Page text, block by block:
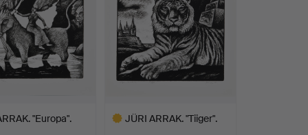
"Europa". JÜRI ARRAK. "Tiiger".